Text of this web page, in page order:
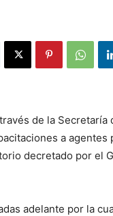
de la
a
decretado por el
adelante por la